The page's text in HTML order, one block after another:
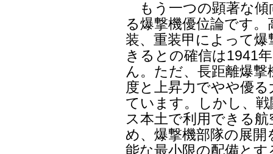
もう一つの顕著な傾
る爆撃機優位論です
装、重装甲によって
きるとの確信は1941
ん。ただ、長距離爆
度と上昇力でやや優
ています。しかし、
ス本土で利用できる
め、爆撃機部隊の展
能な最小限の配備と